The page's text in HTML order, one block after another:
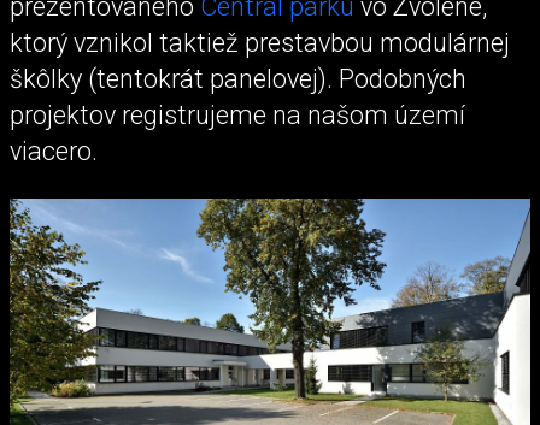
prezentovaného Central parku vo Zvolene,
ktorý vznikol taktiež prestavbou modulárnej
škôlky (tentokrát panelovej). Podobných
projektov registrujeme na našom území
viacero.